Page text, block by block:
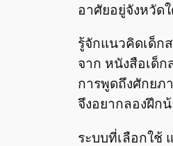
อาศัยอยู่จังหวัด
รู้จักแนวคิดเด็ก
จาก หนังสือเด็
การพูดถึงศักยภ
จึงอยากลองฝึก
ระบบที่เลือกใช้